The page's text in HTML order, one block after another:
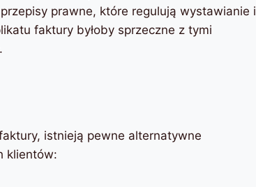
prawne, które regulują wystawianie i
faktury byłoby sprzeczne z tymi
istnieją pewne alternatywne
klientów: